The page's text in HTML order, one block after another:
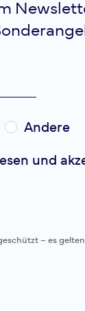
Andere
und
– es